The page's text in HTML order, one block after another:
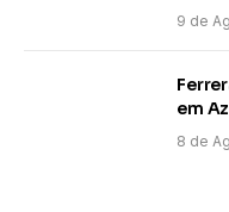
9 de
em
8 de